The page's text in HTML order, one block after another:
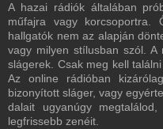
A hazai rádiók általában
műfajra vagy
hallgatók nem az alapján
vagy milyen stílusban szól.
slágerek. Csak meg kell
Az online rádióban
bizonyított sláger, vagy
dalait ugyanúgy
legfrissebb zenéit.